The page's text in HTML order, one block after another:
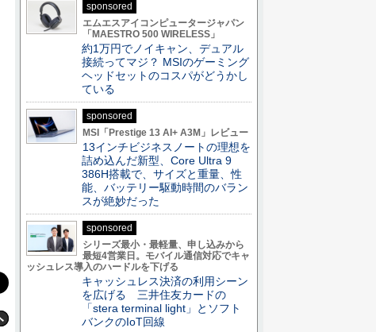
sponsored
エムエスアイコンピュータージャパン
「MAESTRO 500 WIRELESS」
約1万円でノイキャン、デュアル
接続ってマジ？ MSIのゲーミング
ヘッドセットのコスパがどうかし
ている
sponsored
MSI「Prestige 13 AI+ A3M」レビュー
13インチビジネスノートの理想を
詰め込んだ新型、Core Ultra 9
386H搭載で、サイズと重量、性
能、バッテリー駆動時間のバラン
スが絶妙だった
sponsored
シリーズ最小・最軽量、申し込みから
最短4営業日。モバイル通信対応でキャ
ッシュレス導入のハードルを下げる
キャッシュレス決済の利用シーン
を広げる 三井住友カードの
「stera terminal light」とソフト
バンクのIoT回線